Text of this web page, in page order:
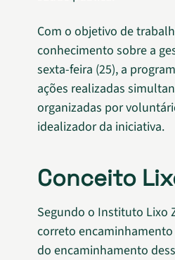
Com o objetivo de
conhecimento sobre a
sexta-feira (25), a
ações realizadas
organizadas por
idealizador da iniciativa.
Conceito
Segundo o Instituto Lixo
correto
do encaminhamento